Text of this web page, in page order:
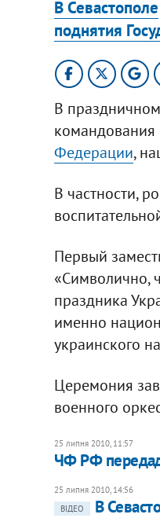
В Севастополе
поднятия
В
Федерации,
В частности,
Первый
«Символично,
праздника
именно
украинского
Церемония
военного
25 липня 2010, 11:57
ЧФ РФ
25 липня 2010, 14:56
ВІДЕО
В